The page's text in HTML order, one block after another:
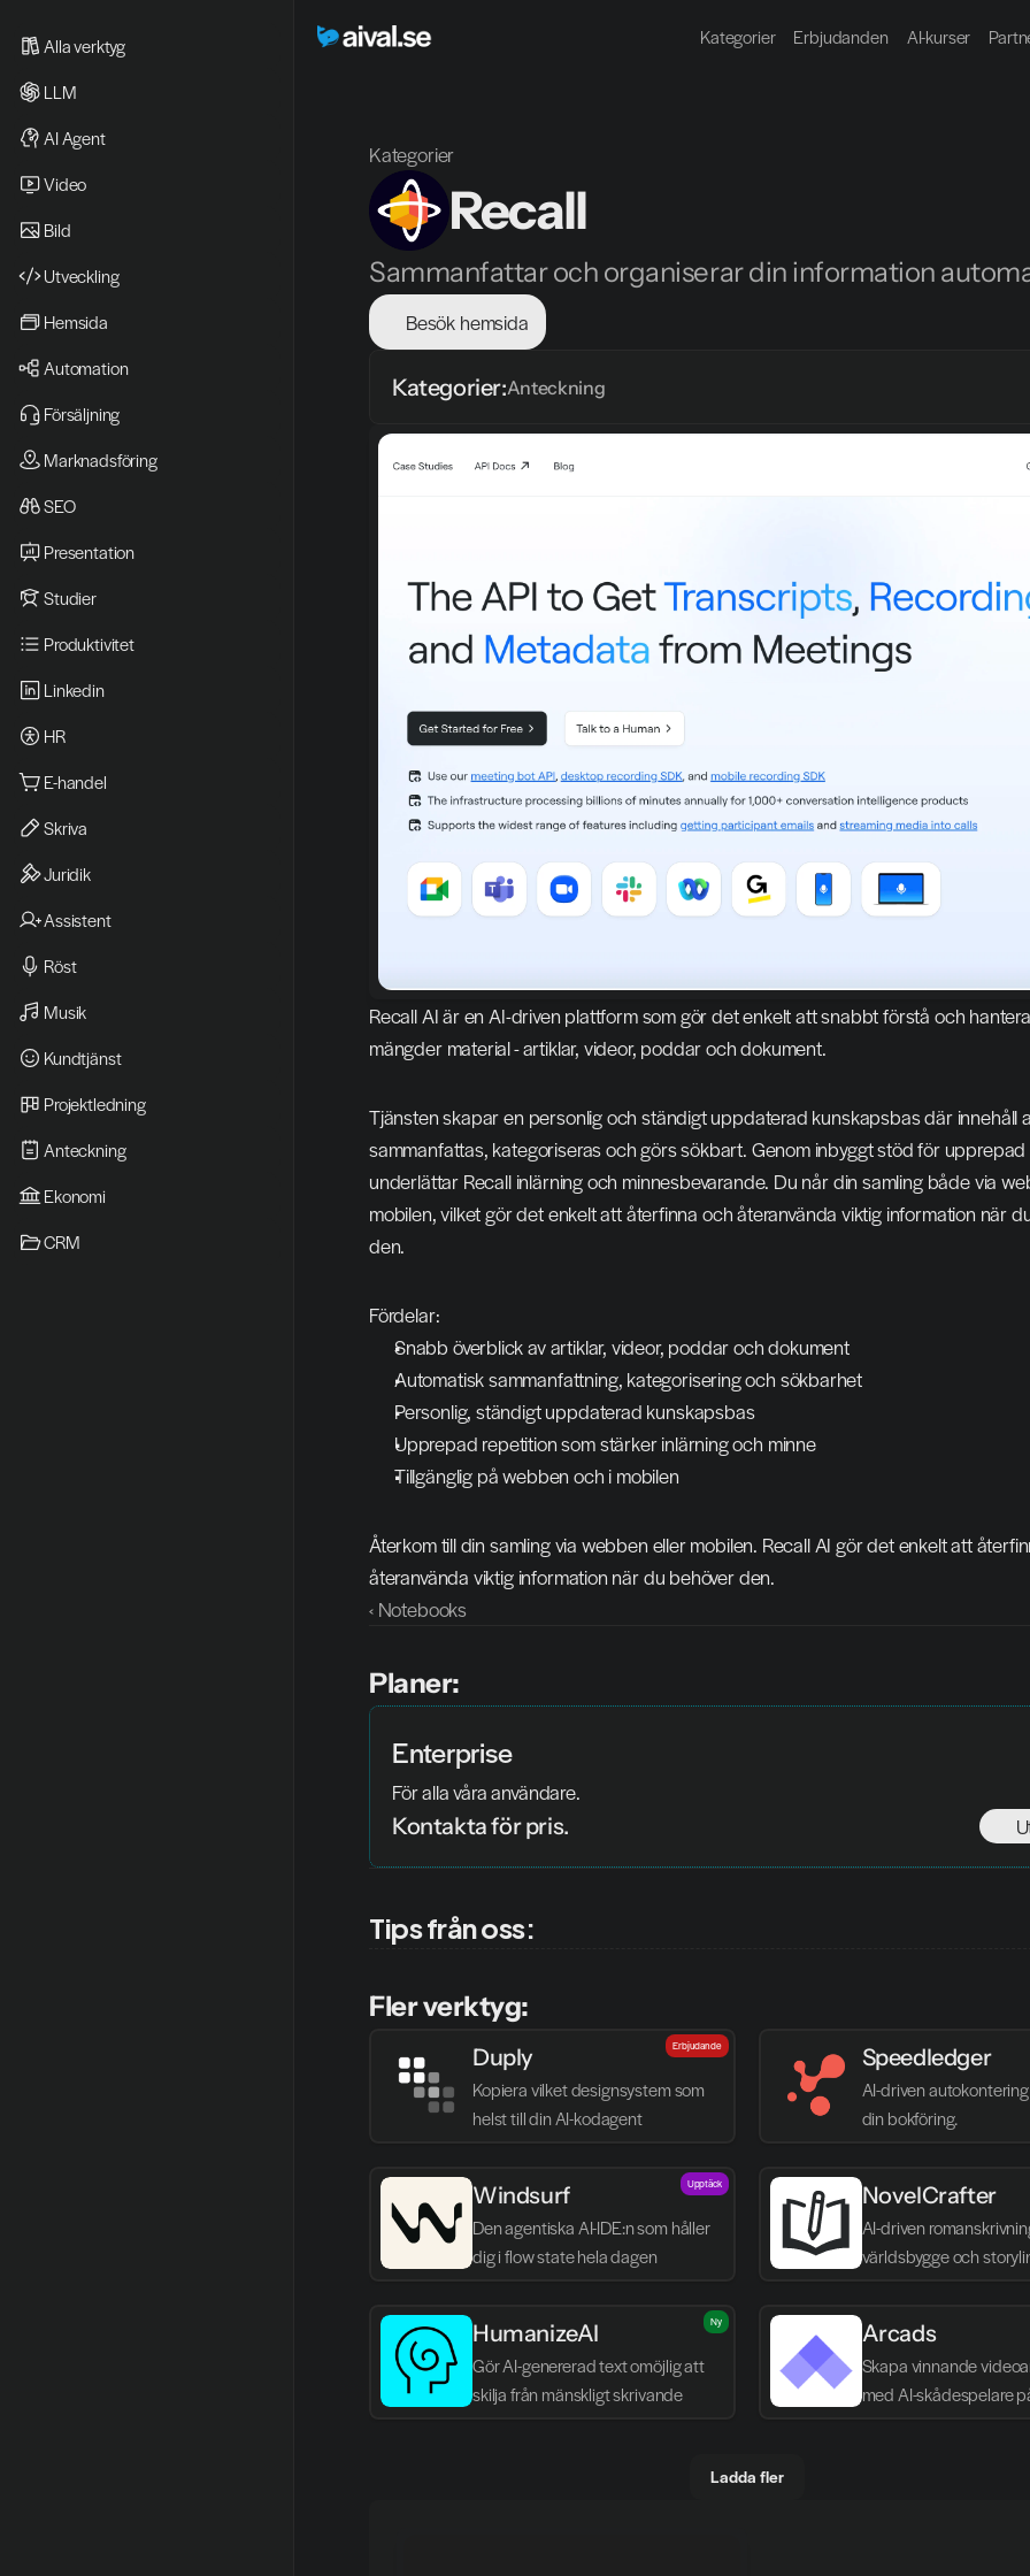
Kategorier Erbjudanden AI-kurser
Alla verktyg
LLM
AI Agent
Video
Bild
Utveckling
Hemsida
Automation
Försäljning
Marknadsföring
SEO
Presentation
Studier
Produktivitet
Linkedin
HR
E-handel
Skriva
Juridik
Assistent
Röst
Musik
Kundtjänst
Projektledning
Anteckning
Ekonomi
CRM
Kategorier
Recall
Sammanfattar och organiserar din information
Besök hemsida
Kategorier:Anteckning
Recall AI är en AI-driven plattform som gör det enkelt att snabbt förstå och
mängder material - artiklar, videor, poddar och dokument.
Tjänsten skapar en personlig och ständigt uppdaterad kunskapsbas där innehåll
sammanfattas, kategoriseras och görs sökbart. Genom inbyggt stöd för
underlättar Recall inlärning och minnesbevarande. Du når din samling både via
mobilen, vilket gör det enkelt att återfinna och återanvända viktig information när
den.
Fördelar:
Snabb överblick av artiklar, videor, poddar och dokument
Automatisk sammanfattning, kategorisering och sökbarhet
Personlig, ständigt uppdaterad kunskapsbas
Upprepad repetition som stärker inlärning och minne
Tillgänglig på webben och i mobilen
Återkom till din samling via webben eller mobilen. Recall AI gör det enkelt att
återanvända viktig information när du behöver den.
‹ Notebooks
Planer:
Enterprise
För alla våra användare.
Kontakta för pris.
Tips från oss:
Fler verktyg:
Duply
Kopiera vilket designsystem som
helst till din AI-kodagent
Erbjudande Speedledger
AI-driven
din bokföring.
Windsurf
Den agentiska AI-IDE:n som håller
dig i flow state hela dagen
Upptäck NovelCrafter
AI-driven
världsbygge och
HumanizeAI
Gör AI-genererad text omöjlig att
skilja från mänskligt skrivande
Ny Arcads
Skapa vinnande
med AI-skådespelare
Ladda fler